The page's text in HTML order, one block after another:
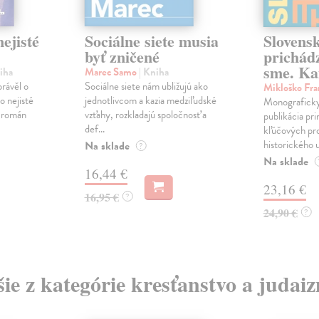
o
nejisté
Sociálne siete musia
byť zničené
Marec Samo| Kniha
Sociálne siete nám ubližujú ako
jednotlivcom a kazia medziľudské
vzťahy, rozkladajú spoločnosť a
def...
Na sklade ?
16,44 €
16,95 € ?
sme.
Mikloško
publikácia
kľúčových
historického
Na sklade
23,16 €
24,90 € ?
z kategórie kresťanstvo a